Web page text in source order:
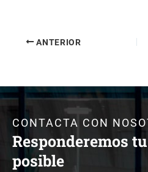
ANTERIOR
CONTACTA CON
Responderemos
posible